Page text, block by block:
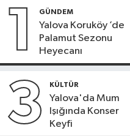
1 GÜNDEM
Yalova Koruköy ’de
Palamut Sezonu
Heyecanı
3 KÜLTÜR
Yalova'da Mum
Işığında Konser
Keyfi